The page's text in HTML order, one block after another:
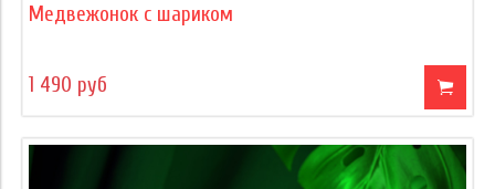
Медвежонок с шариком
1 490 руб